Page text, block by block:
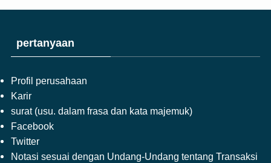
pertanyaan
Profil perusahaan
Karir
surat (usu. dalam frasa dan kata majemuk)
Facebook
Twitter
Notasi sesuai dengan Undang-Undang tentang Transaksi